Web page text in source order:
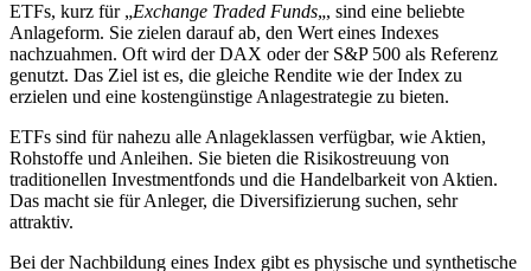
ETFs, kurz für „Exchange Traded Funds„, sind eine beliebte
Anlageform. Sie zielen darauf ab, den Wert eines Indexes
nachzuahmen. Oft wird der DAX oder der S&P 500 als Referenz
genutzt. Das Ziel ist es, die gleiche Rendite wie der Index zu
erzielen und eine kostengünstige Anlagestrategie zu bieten.
ETFs sind für nahezu alle Anlageklassen verfügbar, wie Aktien,
Rohstoffe und Anleihen. Sie bieten die Risikostreuung von
traditionellen Investmentfonds und die Handelbarkeit von Aktien.
Das macht sie für Anleger, die Diversifizierung suchen, sehr
attraktiv.
Bei der Nachbildung eines Index gibt es physische und synthetische